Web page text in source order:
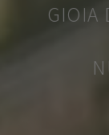
GIOIA